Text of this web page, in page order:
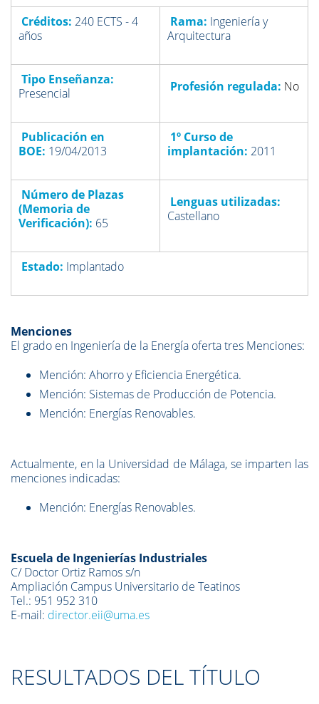
Créditos: 240 ECTS - 4
años
Rama: Ingeniería y
Arquitectura
Tipo Enseñanza:
Presencial
Profesión regulada: No
Publicación en
BOE: 19/04/2013
1º Curso de
implantación: 2011
Número de Plazas
(Memoria de
Verificación): 65
Lenguas utilizadas:
Castellano
Estado: Implantado
Menciones
El grado en Ingeniería de la Energía oferta tres Menciones:
Mención: Ahorro y Eficiencia Energética.
Mención: Sistemas de Producción de Potencia.
Mención: Energías Renovables.
Actualmente, en la Universidad de Málaga, se imparten las
menciones indicadas:
Mención: Energías Renovables.
Escuela de Ingenierías Industriales
C/ Doctor Ortiz Ramos s/n
Ampliación Campus Universitario de Teatinos
Tel.: 951 952 310
E-mail: director.eii@uma.es
RESULTADOS DEL TÍTULO